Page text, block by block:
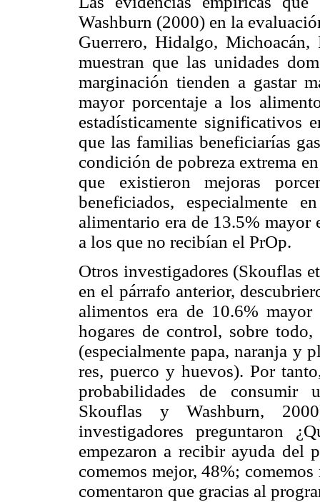
Washburn (2000) en la
Guerrero, Hidalgo,
muestran que las unidades
marginación tienden a gastar
mayor porcentaje a los
estadísticamente significativos
que las familias beneficiarías
condición de pobreza extrema
que existieron mejoras
beneficiados,
alimentario era de 13.5% mayor
a los que no recibían el PrOp.
Otros investigadores (Skouflas
en el párrafo anterior,
alimentos era de 10.6%
hogares de control, sobre
(especialmente papa, naranja y
res, puerco y huevos). Por
probabilidades de consumir
Skouflas y Washburn,
investigadores preguntaron
empezaron a recibir ayuda del
comemos mejor, 48%; comemos
comentaron que gracias al